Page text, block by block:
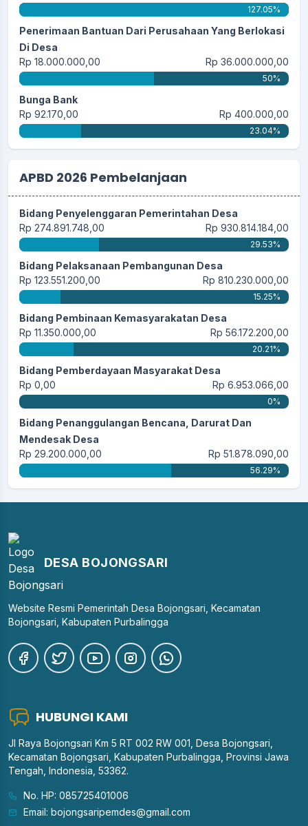
127.05%
Penerimaan Bantuan Dari Perusahaan Yang Berlokasi
Di Desa
Rp 18.000.000,00
Rp 36.000.000,00
50%
Bunga Bank
Rp 92.170,00
Rp 400.000,00
23.04%
APBD 2026 Pembelanjaan
Bidang Penyelenggaran Pemerintahan Desa
Rp 274.891.748,00
Rp 930.814.184,00
29.53%
Bidang Pelaksanaan Pembangunan Desa
Rp 123.551.200,00
Rp 810.230.000,00
15.25%
Bidang Pembinaan Kemasyarakatan Desa
Rp 11.350.000,00
Rp 56.172.200,00
20.21%
Bidang Pemberdayaan Masyarakat Desa
Rp 0,00
Rp 6.953.066,00
0%
Bidang Penanggulangan Bencana, Darurat Dan
Mendesak Desa
Rp 29.200.000,00
Rp 51.878.090,00
56.29%
DESA BOJONGSARI
Website Resmi Pemerintah Desa Bojongsari, Kecamatan
Bojongsari, Kabupaten Purbalingga
HUBUNGI KAMI
Jl Raya Bojongsari Km 5 RT 002 RW 001, Desa Bojongsari,
Kecamatan Bojongsari, Kabupaten Purbalingga, Provinsi Jawa
Tengah, Indonesia, 53362.
No. HP: 085725401006
Email: bojongsaripemdes@gmail.com